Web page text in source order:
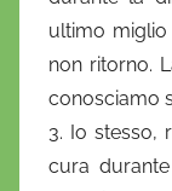
ultimo
non ritorno.
conosciamo
3. Io stesso,
cura